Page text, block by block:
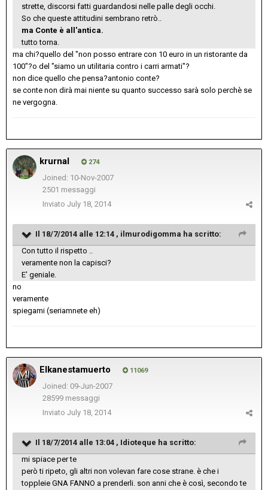
strette, discorsi fatti guardandosi nelle palle degli occhi.
So che queste attitudini sembrano retrò..
ma Conte è all'antica.
tutto torna.
ma chi?quello del "non posso entrare con 10 euro in un ristorante da
100"?o del "siamo un utilitaria contro i carri armati"?
non dice quello che pensa?antonio conte?
se conte non dirà mai niente su quanto successo sarà solo perchè se
ne vergogna.
krurnal 274
Joined: 10-Nov-2007
2501 messaggi
Inviato July 18, 2014
Il 18/7/2014 alle 12:14 , ilmurodigomma ha scritto:
Con tutto il rispetto ..
veramente non la capisci?
E' geniale.
no
veramente
spiegami (seriamnete eh)
Elkanestamuerto 11069
Joined: 09-Jun-2007
28599 messaggi
Inviato July 18, 2014
Il 18/7/2014 alle 13:04 , Idioteque ha scritto:
mi spiace per te
però ti ripeto, gli altri non volevan fare cose strane. è che i
toppleie GNA FANNO a prenderli. son anni che è così, secondo te